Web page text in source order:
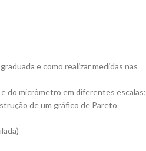
e como realizar medidas nas
do micrômetro em diferentes escalas;
de um gráfico de Pareto